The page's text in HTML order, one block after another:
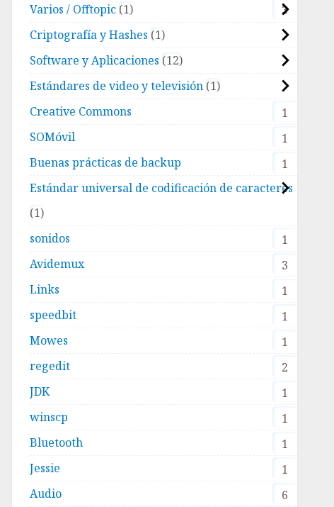
3
Varios / Offtopic 1
Criptografía y Hashes 1
Software y Aplicaciones 12
Estándares de video y televisión 1
Creative Commons
1
SOMóvil
1
Buenas prácticas de backup
1
Estándar universal de codificación de caracteres
1
sonidos
1
Avidemux
3
Links
1
speedbit
1
Mowes
1
regedit
2
JDK
1
winscp
1
Bluetooth
1
Jessie
1
Audio
6